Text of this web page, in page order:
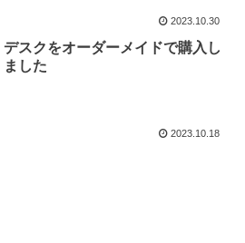
2023.10.30
デスクをオーダーメイドで購入し
ました
2023.10.18